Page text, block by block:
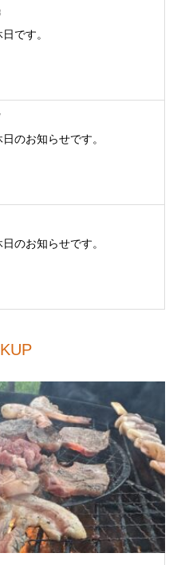
です。
のお知らせです。
のお知らせです。